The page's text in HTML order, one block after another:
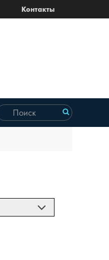
Контакты